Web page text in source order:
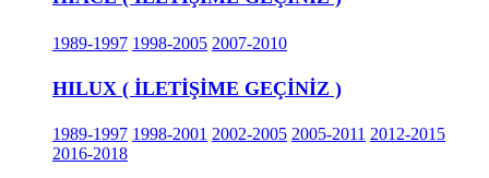
1989-1997 1998-2005 2007-2010
HILUX ( İLETİŞİME GEÇİNİZ )
1989-1997 1998-2001 2002-2005 2005-2011 2012-2015
2016-2018